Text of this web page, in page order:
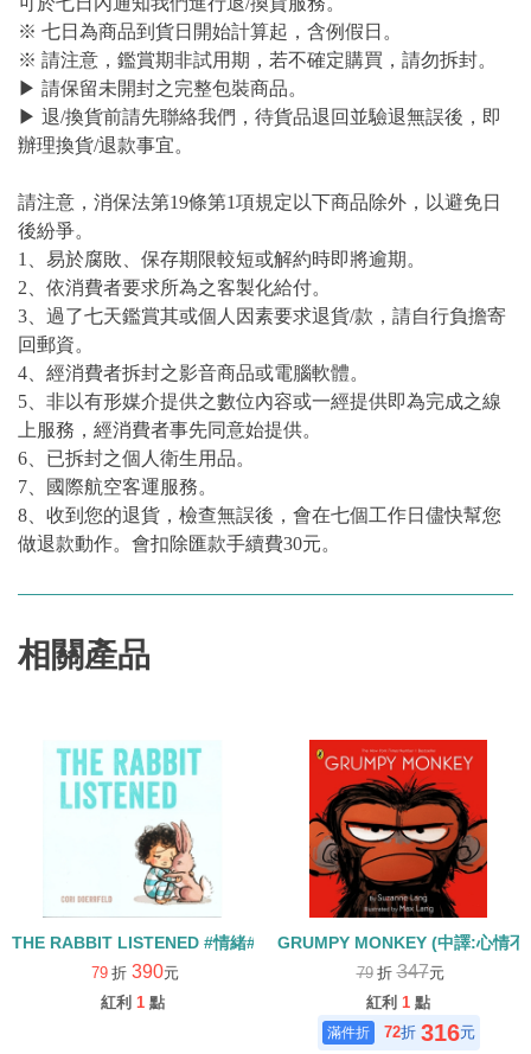
※ 七日為商品到貨日開始計算起，含例假日。
※ 請注意，鑑賞期非試用期，若不確定購買，請勿拆封。
▶ 請保留未開封之完整包裝商品。
▶ 退/換貨前請先聯絡我們，待貨品退回並驗退無誤後，即
辦理換貨/退款事宜。
請注意，消保法第19條第1項規定以下商品除外，以避免日
後紛爭。
1、易於腐敗、保存期限較短或解約時即將逾期。
2、依消費者要求所為之客製化給付。
3、過了七天鑑賞其或個人因素要求退貨/款，請自行負擔寄
回郵資。
4、經消費者拆封之影音商品或電腦軟體。
5、非以有形媒介提供之數位內容或一經提供即為完成之線
上服務，經消費者事先同意始提供。
6、已拆封之個人衛生用品。
7、國際航空客運服務。
8、收到您的退貨，檢查無誤後，會在七個工作日儘快幫您
做退款動作。會扣除匯款手續費30元。
相關產品
THE RABBIT LISTENED #情緒#友誼
79 折 390元
紅利 1 點
GRUMPY MONKEY (中譯:心情
79 折347元
紅利 1 點
72折 316元